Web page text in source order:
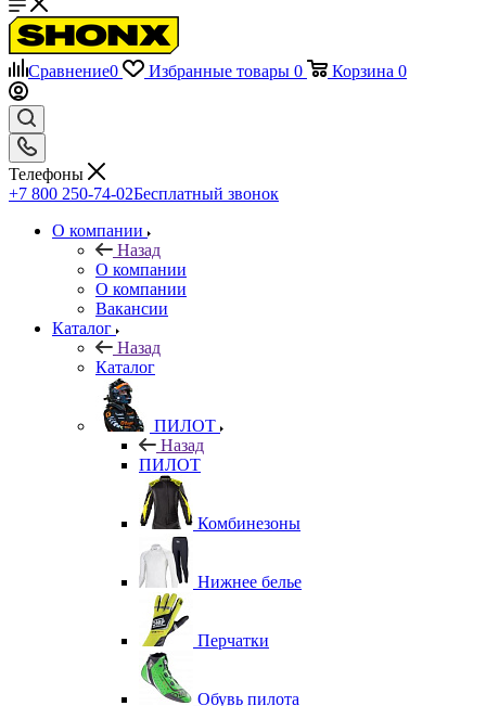
Сравнение0 Избранные товары 0 Корзина 0
Телефоны
+7 800 250-74-02Бесплатный звонок
О компании
Назад
О компании
О компании
Вакансии
Каталог
Назад
Каталог
ПИЛОТ
Назад
ПИЛОТ
Комбинезоны
Нижнее белье
Перчатки
Обувь пилота